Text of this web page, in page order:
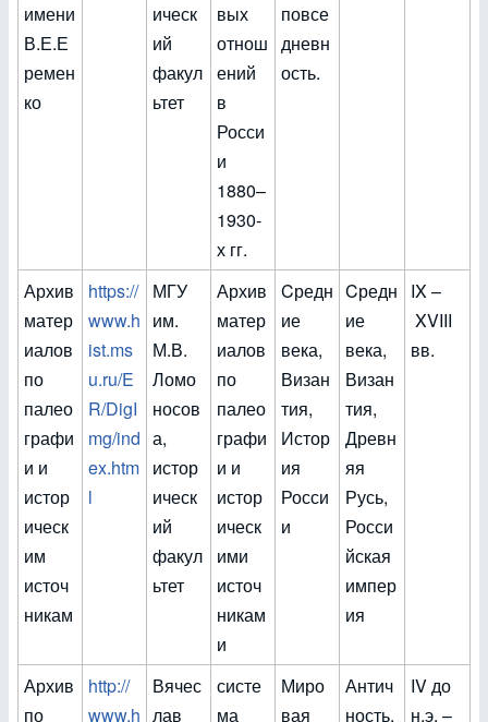
имени
В.Е.Е
ремен
ко
ическ
ий
факул
ьтет
вых
отнош
ений
в
Росси
и
1880–
1930-
х гг.
повсе
дневн
ость.
Архив
матер
иалов
по
палео
графи
и и
истор
ическ
им
источ
никам
https://
www.h
ist.ms
u.ru/E
R/DigI
mg/ind
ex.htm
l
МГУ
им.
М.В.
Ломо
носов
а,
истор
ическ
ий
факул
ьтет
Архив
матер
иалов
по
палео
графи
и и
истор
ическ
ими
источ
никам
и
Cредн
ие
века,
Визан
тия,
Истор
ия
Росси
и
Cредн
ие
века,
Визан
тия,
Древн
яя
Русь,
Росси
йская
импер
ия
IX –
XVIII
вв.
Архив
по
http://
www.h
Вячес
лав
систе
ма
Миро
вая
Антич
ность,
IV до
н.э. –